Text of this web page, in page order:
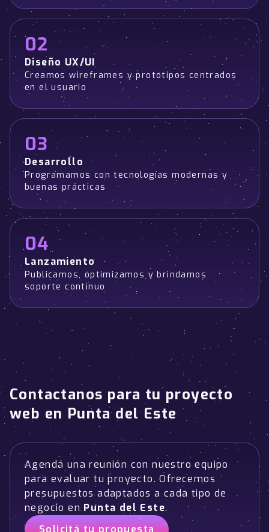
02
Diseño UX/UI
Creamos wireframes y prototipos centrados
en el usuario
03
Desarrollo
Programamos con tecnologías modernas y
buenas prácticas
04
Lanzamiento
Publicamos, optimizamos y brindamos
soporte continuo
Contactanos para tu proyecto
web en Punta del Este
Agendá una reunión con nuestro equipo
para evaluar tu proyecto. Ofrecemos
presupuestos adaptados a cada tipo de
negocio enPunta del Este.
Solicitá tu propuesta